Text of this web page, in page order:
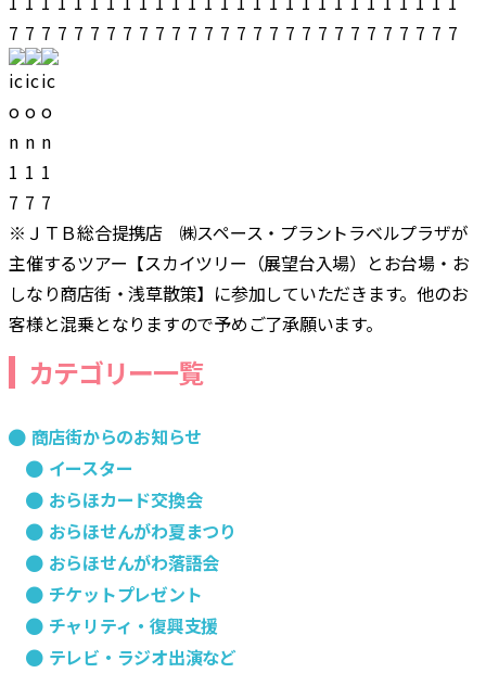
※ＪＴＢ総合提携店 ㈱スペース・プラントラベルプラザが
主催するツアー【スカイツリー（展望台入場）とお台場・お
しなり商店街・浅草散策】に参加していただきます。他のお
客様と混乗となりますので予めご了承願います。
カテゴリー一覧
商店街からのお知らせ
イースター
おらほカード交換会
おらほせんがわ夏まつり
おらほせんがわ落語会
チケットプレゼント
チャリティ・復興支援
テレビ・ラジオ出演など